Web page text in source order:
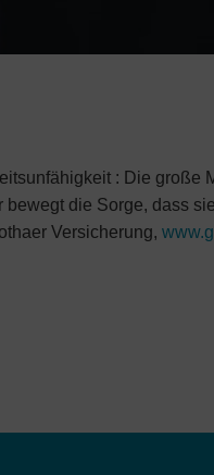
: Die große
die Sorge, dass
Versicherung,